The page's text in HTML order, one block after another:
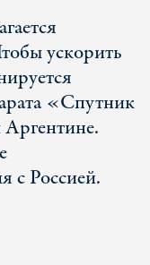
ускорить
«Спутник
с Россией.